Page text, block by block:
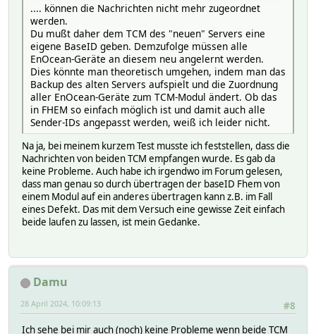
.... können die Nachrichten nicht mehr zugeordnet
werden.
Du mußt daher dem TCM des "neuen" Servers eine
eigene BaseID geben. Demzufolge müssen alle
EnOcean-Geräte an diesem neu angelernt werden.
Dies könnte man theoretisch umgehen, indem man das
Backup des alten Servers aufspielt und die Zuordnung
aller EnOcean-Geräte zum TCM-Modul ändert. Ob das
in FHEM so einfach möglich ist und damit auch alle
Sender-IDs angepasst werden, weiß ich leider nicht.
Na ja, bei meinem kurzem Test musste ich feststellen, dass die
Nachrichten von beiden TCM empfangen wurde. Es gab da
keine Probleme. Auch habe ich irgendwo im Forum gelesen,
dass man genau so durch übertragen der baseID Fhem von
einem Modul auf ein anderes übertragen kann z.B. im Fall
eines Defekt. Das mit dem Versuch eine gewisse Zeit einfach
beide laufen zu lassen, ist mein Gedanke.
Damu
#8
28 April 2024, 10:09:13
Ich sehe bei mir auch (noch) keine Probleme wenn beide TCM